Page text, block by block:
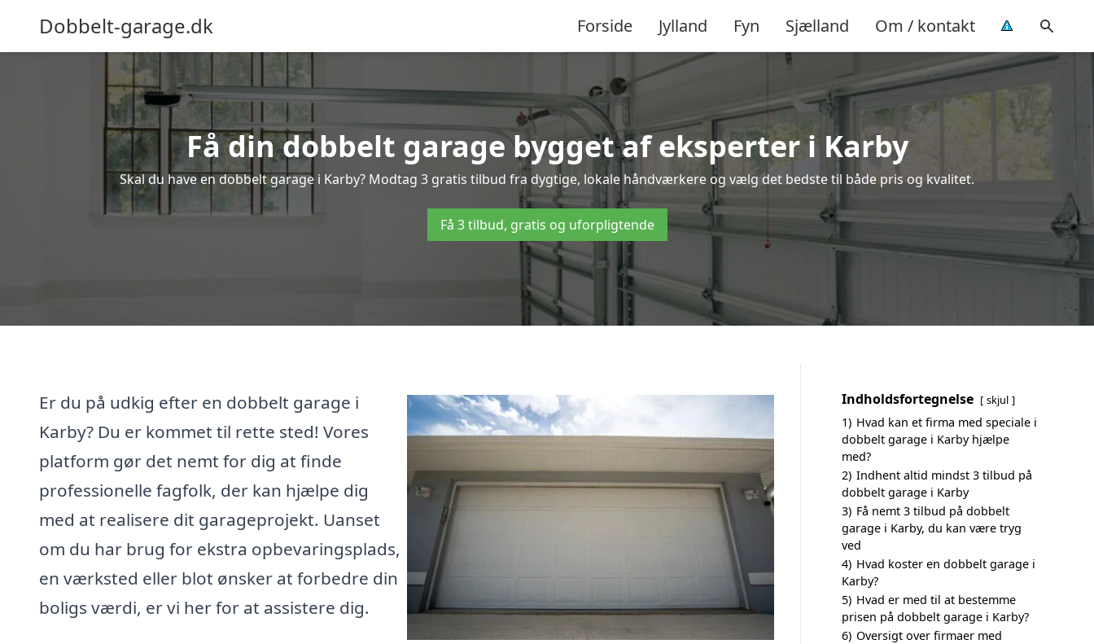
Dobbelt-garage.dk Forside Jylland Fyn Sjælland Om / kontakt
Få din dobbelt garage bygget af eksperter i Karby
Skal du have en dobbelt garage i Karby? Modtag 3 gratis tilbud fra dygtige, lokale håndværkere og vælg det bedste til både pris og kvalitet.
Få 3 tilbud, gratis og uforpligtende
Er du på udkig efter en dobbelt garage i
Karby? Du er kommet til rette sted! Vores
platform gør det nemt for dig at finde
professionelle fagfolk, der kan hjælpe dig
med at realisere dit garageprojekt. Uanset
om du har brug for ekstra opbevaringsplads,
en værksted eller blot ønsker at forbedre din
boligs værdi, er vi her for at assistere dig.
Indholdsfortegnelse skjul
1) Hvad kan et firma med speciale i
dobbelt garage i Karby hjælpe
med?
2) Indhent altid mindst 3 tilbud på
dobbelt garage i Karby
3) Få nemt 3 tilbud på dobbelt
garage i Karby, du kan være tryg
ved
4) Hvad koster en dobbelt garage i
Karby?
5) Hvad er med til at bestemme
prisen på dobbelt garage i Karby?
6) Oversigt over firmaer med